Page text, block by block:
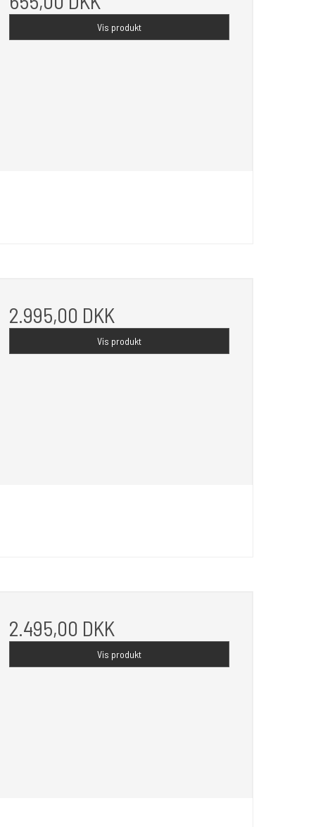
Vis produkt
2.995,00 DKK
Vis produkt
2.495,00 DKK
Vis produkt